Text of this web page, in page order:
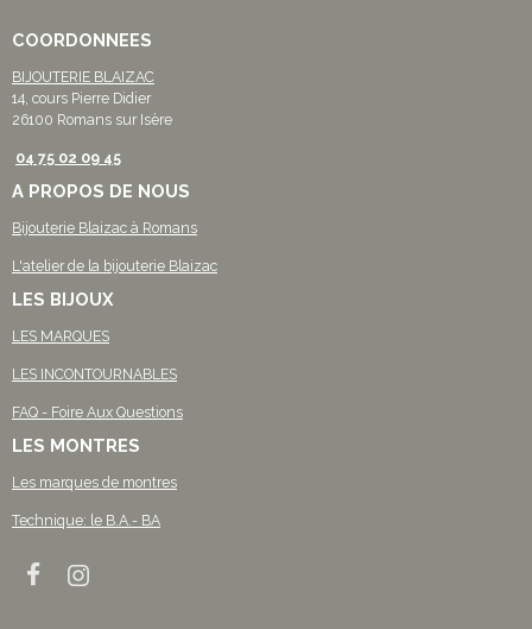
COORDONNEES
BIJOUTERIE BLAIZAC
14, cours Pierre Didier
26100 Romans sur Isère
04 75 02 09 45
A PROPOS DE NOUS
Bijouterie Blaizac à Romans
L'atelier de la bijouterie Blaizac
LES BIJOUX
LES MARQUES
LES INCONTOURNABLES
FAQ - Foire Aux Questions
LES MONTRES
Les marques de montres
Technique: le B.A.- BA